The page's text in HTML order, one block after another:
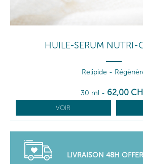
HUILE-SERUM NUTRI-
Relipide -
30 ml - 62,00
VOIR
LIVRAISON 48H